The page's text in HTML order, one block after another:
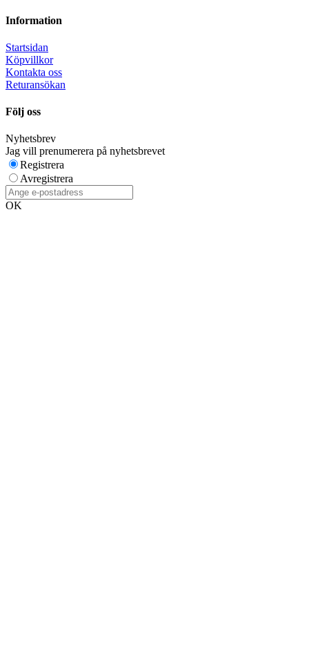
Information
Startsidan
Köpvillkor
Kontakta oss
Returansökan
Följ oss
Nyhetsbrev
Jag vill prenumerera på nyhetsbrevet
Registrera
Avregistrera
OK